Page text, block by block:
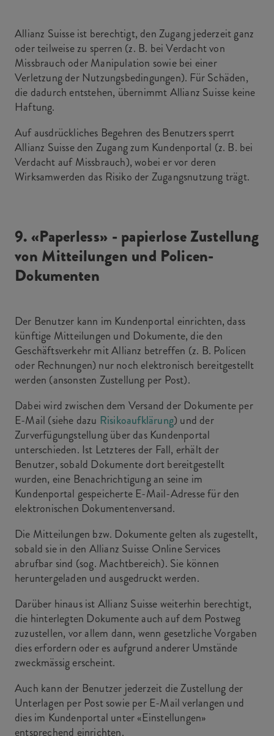
Allianz Suisse ist berechtigt, den Zugang jederzeit ganz
oder teilweise zu sperren (z. B. bei Verdacht von
Missbrauch oder Manipulation sowie bei einer
Verletzung der Nutzungsbedingungen). Für Schäden,
die dadurch entstehen, übernimmt Allianz Suisse keine
Haftung.
Auf ausdrückliches Begehren des Benutzers sperrt
Allianz Suisse den Zugang zum Kundenportal (z. B. bei
Verdacht auf Missbrauch), wobei er vor deren
Wirksamwerden das Risiko der Zugangsnutzung trägt.
9. «Paperless» - papierlose Zustellung
von Mitteilungen und Policen-
Dokumenten
Der Benutzer kann im Kundenportal einrichten, dass
künftige Mitteilungen und Dokumente, die den
Geschäftsverkehr mit Allianz betreffen (z. B. Policen
oder Rechnungen) nur noch elektronisch bereitgestellt
werden (ansonsten Zustellung per Post).
Dabei wird zwischen dem Versand der Dokumente per
E-Mail (siehe dazu Risikoaufklärung) und der
Zurverfügungstellung über das Kundenportal
unterschieden. Ist Letzteres der Fall, erhält der
Benutzer, sobald Dokumente dort bereitgestellt
wurden, eine Benachrichtigung an seine im
Kundenportal gespeicherte E-Mail-Adresse für den
elektronischen Dokumentenversand.
Die Mitteilungen bzw. Dokumente gelten als zugestellt,
sobald sie in den Allianz Suisse Online Services
abrufbar sind (sog. Machtbereich). Sie können
heruntergeladen und ausgedruckt werden.
Darüber hinaus ist Allianz Suisse weiterhin berechtigt,
die hinterlegten Dokumente auch auf dem Postweg
zuzustellen, vor allem dann, wenn gesetzliche Vorgaben
dies erfordern oder es aufgrund anderer Umstände
zweckmässig erscheint.
Auch kann der Benutzer jederzeit die Zustellung der
Unterlagen per Post sowie per E-Mail verlangen und
dies im Kundenportal unter «Einstellungen»
entsprechend einrichten.